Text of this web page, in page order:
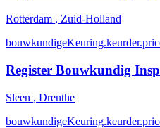
Rotterdam , Zuid-Holland
Register Bouwkundig
Sleen , Drenthe